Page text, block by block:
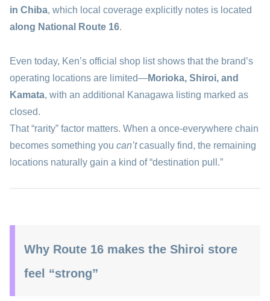
in Chiba, which local coverage explicitly notes is located
along National Route 16.
Even today, Ken’s official shop list shows that the brand’s
operating locations are limited—Morioka, Shiroi, and
Kamata, with an additional Kanagawa listing marked as
closed.
That “rarity” factor matters. When a once-everywhere chain
becomes something you can’tcasually find, the remaining
locations naturally gain a kind of “destination pull.”
Why Route 16 makes the Shiroi store
feel “strong”